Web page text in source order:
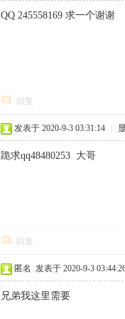
QQ 245558169 求一个谢谢
回复
发表于 2020-9-3 03:31:14
跪求qq48480253 大哥
回复
匿名 发表于 2020-9-3
兄弟我这里需要